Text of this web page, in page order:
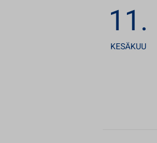
11.
KESÄKUU